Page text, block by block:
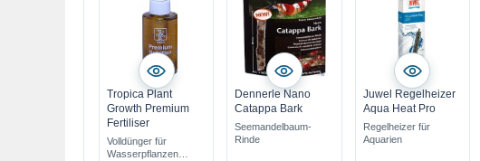
Tropica Plant
Growth Premium
Fertiliser
Volldünger für
Wasserpflanzen
Dennerle Nano
Catappa Bark
Seemandelbaum-
Rinde
Juwel Regelheizer
Aqua Heat Pro
Regelheizer für
Aquarien